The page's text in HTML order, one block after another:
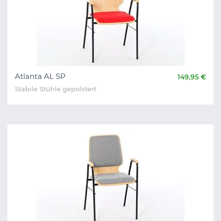
Atlanta AL SP 149,95 €
Stabile Stühle gepolstert